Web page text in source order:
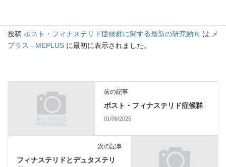
投稿 ポスト・フィナステリド症候群に関する最新の研究動向 は メ
プラス - MEPLUS に最初に表示されました。
前の記事
ポスト・フィナステリド症候群
01/06/2025
次の記事
フィナステリドとデュタステリ